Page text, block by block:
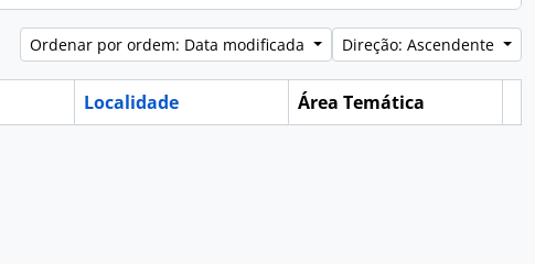
Ordenar por ordem: Data modificada Direção: Ascendente
Localidade
Área Temática